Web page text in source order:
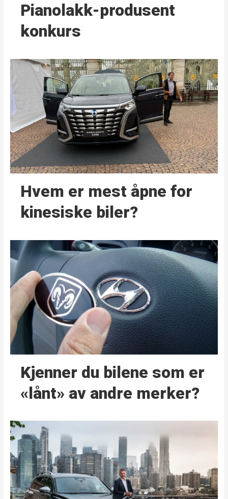
Pianolakk-produsent
konkurs
Hvem er mest åpne for
kinesiske biler?
Kjenner du bilene som er
«lånt» av andre merker?